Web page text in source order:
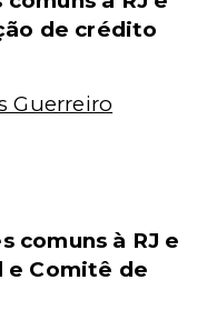
de crédito
Guerreiro
comuns à RJ e
e Comitê de